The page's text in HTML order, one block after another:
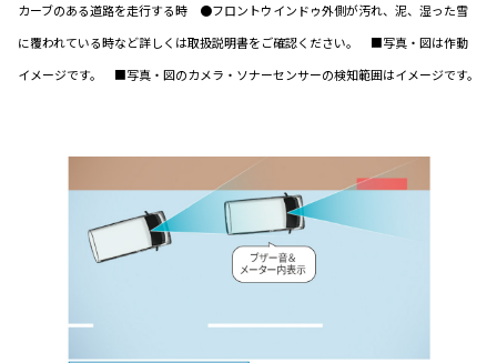
カーブのある道路を走行する時 ●フロントウインドゥ外側が汚れ、泥、湿った雪
に覆われている時など詳しくは取扱説明書をご確認ください。 ■写真・図は作動
イメージです。 ■写真・図のカメラ・ソナーセンサーの検知範囲はイメージです。